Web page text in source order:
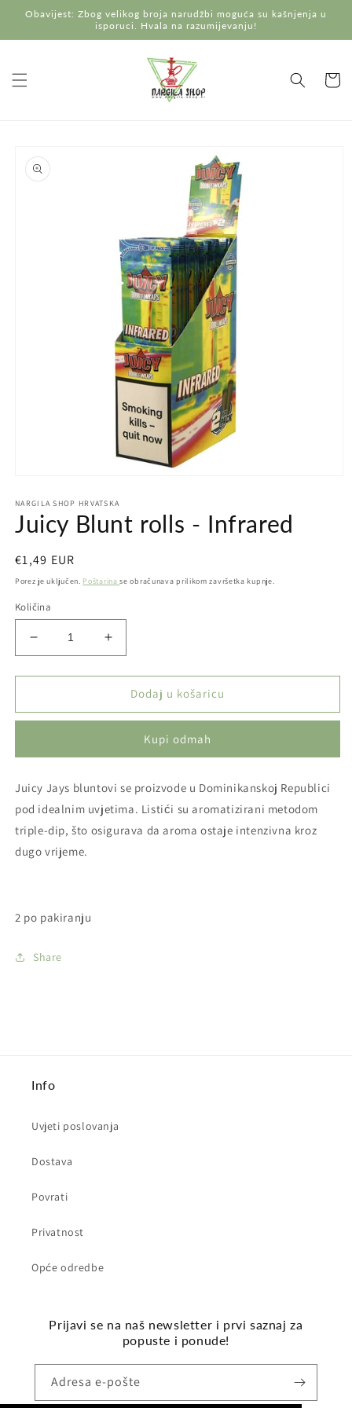
na
Obavijest: Zbog velikog broja narudžbi moguća su kašnjenja u
isporuci. Hvala na razumijevanju!
proizvodu
1
dijaloškom
NARGILA SHOP HRVATSKA
Juicy Blunt rolls - Infrared
Redovna
cijena
€1,49 EUR
Porez je uključen. Poštarinase obračunava prilikom završetka kupnje.
Količina
Smanji
količinu
proizvoda
Blunt
Infrared
Povećaj
količinu
proizvoda
Juicy
Blunt
Infrared
Dodaj u košaricu
Kupi odmah
Juicy Jays bluntovi se proizvode u Dominikanskoj Republici
pod idealnim uvjetima. Listići su aromatizirani metodom
triple-dip, što osigurava da aroma ostaje intenzivna kroz
dugo vrijeme.
2 po pakiranju
Share
Info
Uvjeti poslovanja
Dostava
Povrati
Privatnost
Opće odredbe
Prijavi se na naš newsletter i prvi saznaj za
popuste i ponude!
Adresa e-pošte